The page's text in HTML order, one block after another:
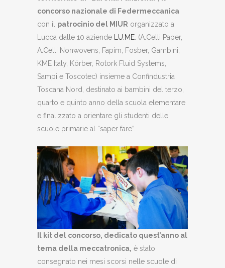
concorso nazionale di Federmeccanica
con il patrocinio del MIUR organizzato a
Lucca dalle 10 aziende
LU.ME . (A.Celli Paper,
A.Celli Nonwovens, Fapim, Fosber, Gambini,
KME Italy, Körber, Rotork Fluid Systems,
Sampi e Toscotec) insieme a Confindustria
Toscana Nord, destinato ai bambini del terzo,
quarto e quinto anno della scuola elementare
e finalizzato a orientare gli studenti delle
scuole primarie al “saper fare”.
Il kit del concorso, dedicato quest’anno al
tema della meccatronica, è stato
consegnato nei mesi scorsi nelle scuole di